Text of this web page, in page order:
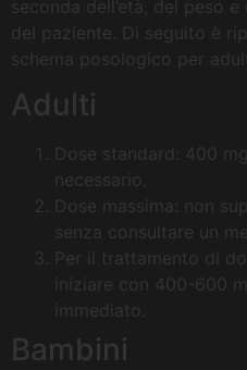
seconda dell’età, del peso
del paziente. Di seguito è
schema posologico per
Adulti
Dose standard: 400
necessario.
Dose massima: non
senza consultare un
Per il trattamento di
iniziare con 400-600
immediato.
Bambini